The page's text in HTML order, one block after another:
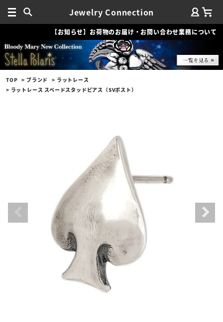
Jewelry Connection
【お知らせ】お荷物のお届け・お問い合わせ業務について
TOP ブランド
ラットレース
ラットレース スペードスタッドピアス（SVポスト）